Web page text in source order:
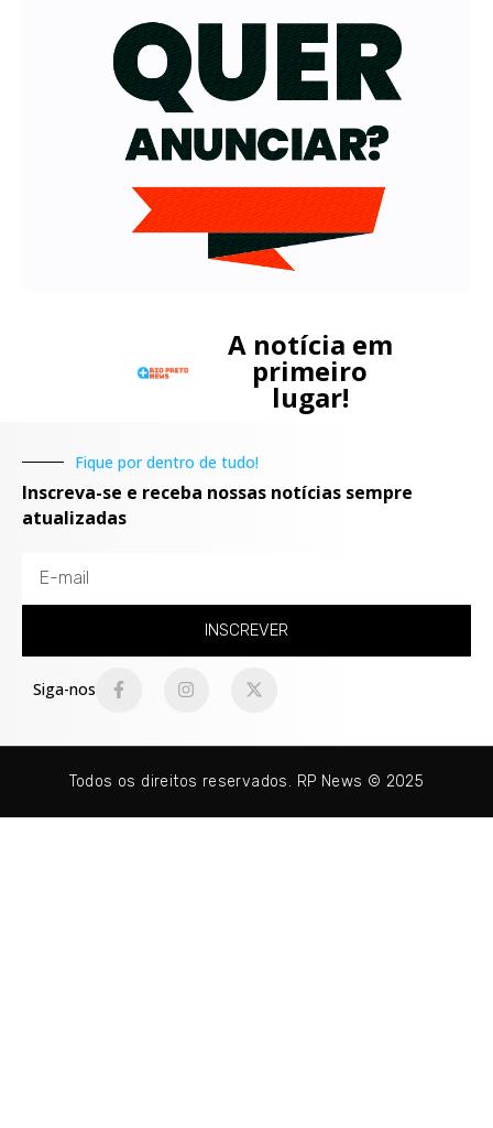
A notícia em
primeiro
lugar!
Fique por dentro de tudo!
Inscreva-se e receba nossas notícias sempre
atualizadas
INSCREVER
Siga-nos
Todos os direitos reservados. RP News © 2025